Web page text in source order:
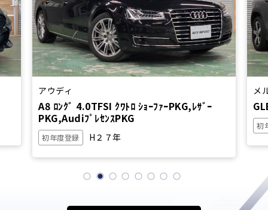
アウディ
A8 ﾛﾝｸﾞ 4.0TFSI ｸﾜﾄﾛ ｼｮｰﾌｧｰPKG,ﾚｻﾞｰ
PKG,AudiﾌﾟﾚｾﾝｽPKG
初年度登録 H２７年
メ
初